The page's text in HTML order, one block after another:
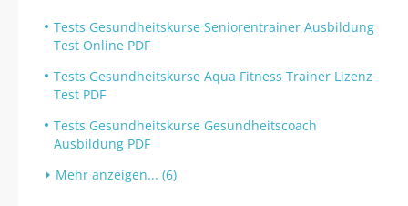
Tests Gesundheitskurse Seniorentrainer Ausbildung
Test Online PDF
Tests Gesundheitskurse Aqua Fitness Trainer Lizenz
Test PDF
Tests Gesundheitskurse Gesundheitscoach
Ausbildung PDF
Mehr anzeigen... (6)